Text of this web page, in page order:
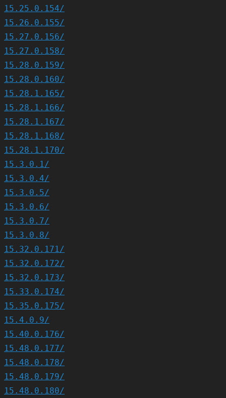
15.25.0.154/
15.26.0.155/
15.27.0.156/
15.27.0.158/
15.28.0.159/
15.28.0.160/
15.28.1.165/
15.28.1.166/
15.28.1.167/
15.28.1.168/
15.28.1.170/
15.3.0.1/
15.3.0.4/
15.3.0.5/
15.3.0.6/
15.3.0.7/
15.3.0.8/
15.32.0.171/
15.32.0.172/
15.32.0.173/
15.33.0.174/
15.35.0.175/
15.4.0.9/
15.40.0.176/
15.48.0.177/
15.48.0.178/
15.48.0.179/
15.48.0.180/